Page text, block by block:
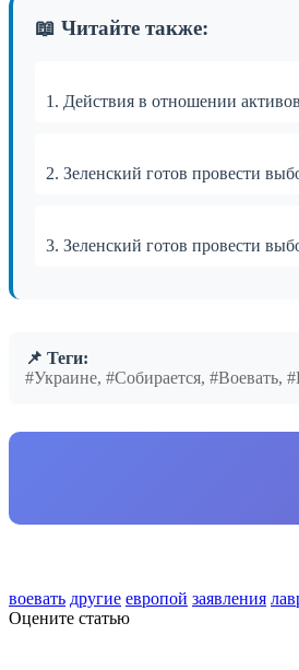
📖 Читайте также:
1. Действия в отношении
2. Зеленский готов провести
3. Зеленский готов провести
📌 Теги:
#Украине, #Собирается,
воевать другие европой заявления
Оцените статью